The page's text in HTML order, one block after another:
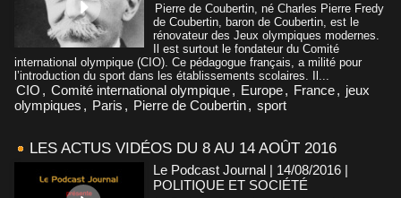
Pierre de Coubertin, né Charles Pierre Fredy
de Coubertin, baron de Coubertin, est le
rénovateur des Jeux olympiques modernes.
Il est surtout le fondateur du Comité
international olympique (CIO). Ce pédagogue français, a milité pour
l’introduction du sport dans les établissements scolaires. Il...
CIO , Comité international olympique, Europe, France, jeux
olympiques , Paris , Pierre de Coubertin, sport
LES ACTUS VIDÉOS DU 8 AU 14 AOÛT 2016
Le Podcast Journal | 14/08/2016 |
POLITIQUE ET SOCIÉTÉ